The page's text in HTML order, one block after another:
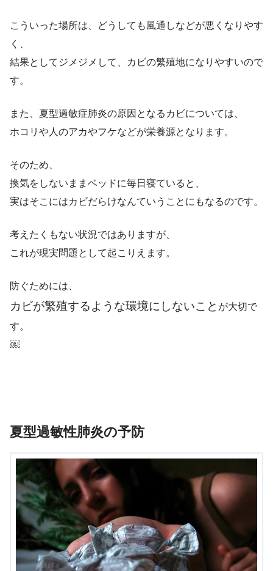
こういった場所は、どうしても風通しなどが悪くなりやす
く、
結果としてジメジメして、カビの繁殖地になりやすいので
す。
また、夏型過敏症肺炎の原因となるカビについては、
ホコリや人のアカやフケなどが栄養源となります。
そのため、
換気をしないままベッドに毎日寝ていると、
実はそこにはカビだらけなんていうことにもなるのです。
考えたくもない状況ではありますが、
これが現実問題として起こりえます。
防ぐためには、
カビが繁殖するような環境にしないこと が大切で
す。
￼
夏型過敏性肺炎の予防